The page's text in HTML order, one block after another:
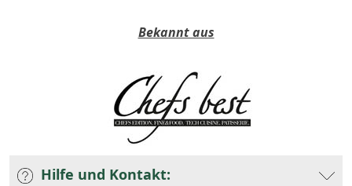
Bekannt aus
Hilfe und Kontakt: